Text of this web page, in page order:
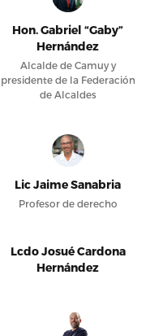
Hon. Gabriel “Gaby”
Hernández
Alcalde de Camuy y
presidente de la Federación
de Alcaldes
Lic Jaime Sanabria
Profesor de derecho
Lcdo Josué Cardona
Hernández